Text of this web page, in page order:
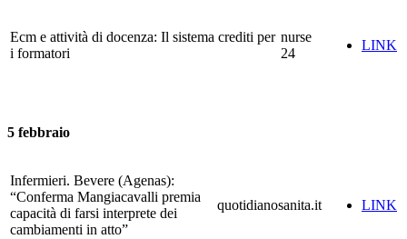
Ecm e attività di docenza: Il sistema crediti per
i formatori
nurse
24
LINK
5 febbraio
Infermieri. Bevere (Agenas):
“Conferma Mangiacavalli premia
capacità di farsi interprete dei
cambiamenti in atto”
quotidianosanita.it LINK